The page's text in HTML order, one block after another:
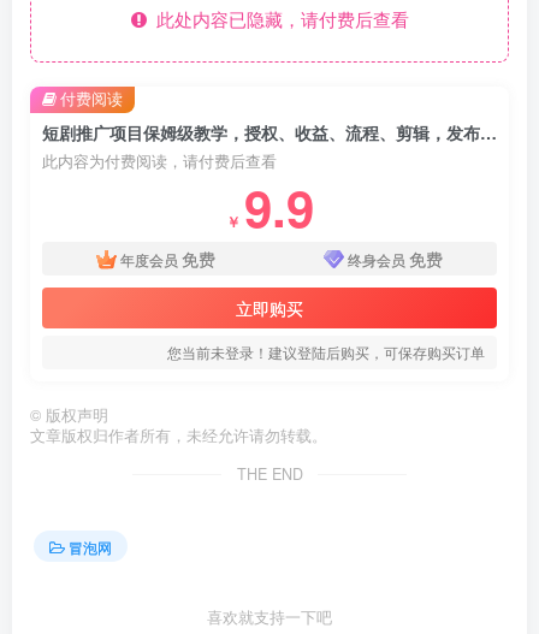
此处内容已隐藏，请付费后查看
短剧推广项目保姆级教学，授权、收益、流程、剪辑，发布等全流程
此内容为付费阅读，请付费后查看
￥ 9.9
年度会员 免费 终身会员 免费
立即购买
您当前未登录！建议登陆后购买，可保存购买订单
付费阅读
© 版权声明
文章版权归作者所有，未经允许请勿转载。
THE END
冒泡网
喜欢就支持一下吧